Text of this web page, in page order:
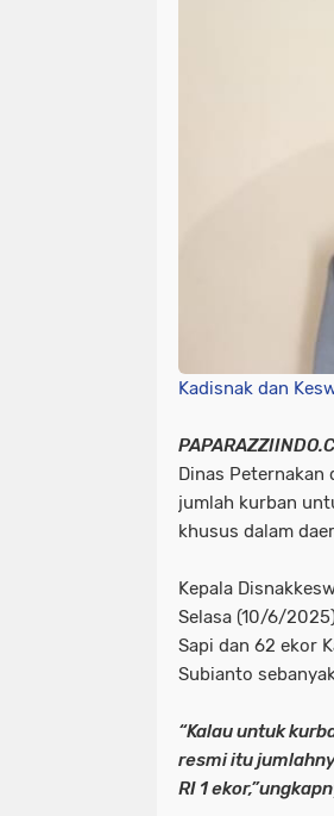
Kadisnak dan
Dinas Peternakan
jumlah kurban
khusus dalam
Kepala
Selasa (10/6/
Sapi dan 62 ekor
Subianto
“Kalau untuk
resmi itu
RI 1